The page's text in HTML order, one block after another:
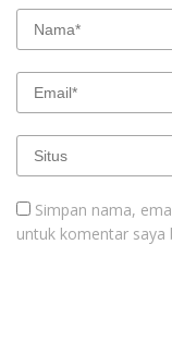
Simpan nama,
untuk komentar saya